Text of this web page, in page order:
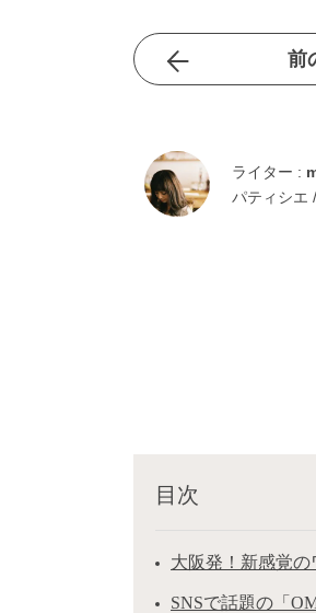
前
ライター :
パティシエ
目次
大阪発！新感覚
SNSで話題の「